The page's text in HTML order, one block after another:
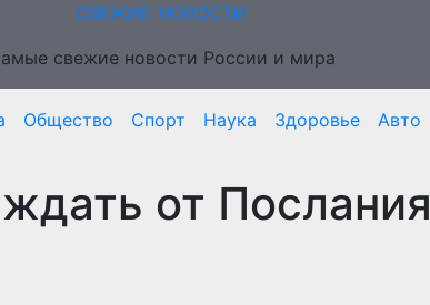
СВЕЖИЕ НОВОСТИ
свежие новости России и мира
Общество Спорт Наука Здоровье
Авто
от Послания